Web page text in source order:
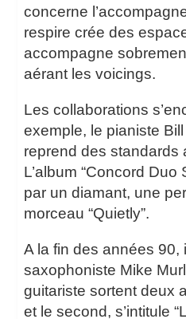
concerne
respire crée des
accompagne
aérant les voicings.
Les collaborations
exemple, le pianiste
reprend des standards
L’album “Concord Duo
par un diamant, une
morceau “Quietly”.
A la fin des années 90,
saxophoniste Mike
guitariste sortent deux
et le second, s’intitule